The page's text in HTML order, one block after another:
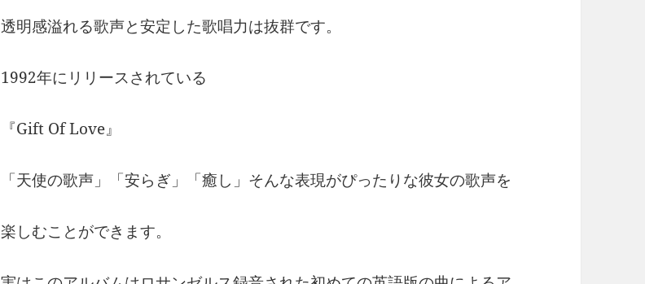
透明感溢れる歌声と安定した歌唱力は抜群です。
1992年にリリースされている
『Gift Of Love』
「天使の歌声」「安らぎ」「癒し」そんな表現がぴったりな彼女の歌声を
楽しむことができます。